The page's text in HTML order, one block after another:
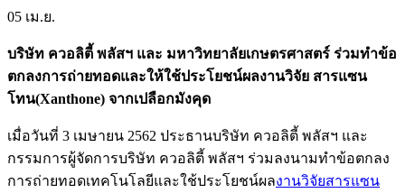
05 เม.ย.
บริษัท ควอลิตี้ พลัสฯ และ มหาวิทยาลัยเกษตรศาสตร์ ร่วมทำข้อ
ตกลงการถ่ายทอดและให้ใช้ประโยชน์ผลงานวิจัย สารแซน
โทน(Xanthone) จากเปลือกมังคุด
เมื่อวันที่ 3 เมษายน 2562 ประธานบริษัท ควอลิตี้ พลัสฯ และ
กรรมการผู้จัดการบริษัท ควอลิตี้ พลัสฯ ร่วมลงนามทำข้อตกลง
การถ่ายทอดเทคโนโลยีและใช้ประโยชน์ผลงานวิจัยสารแซน